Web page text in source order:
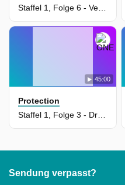
Staffel 1, Folge 6 - Verschwörung (Protection)
45:00
Protection
Sendung verpasst?